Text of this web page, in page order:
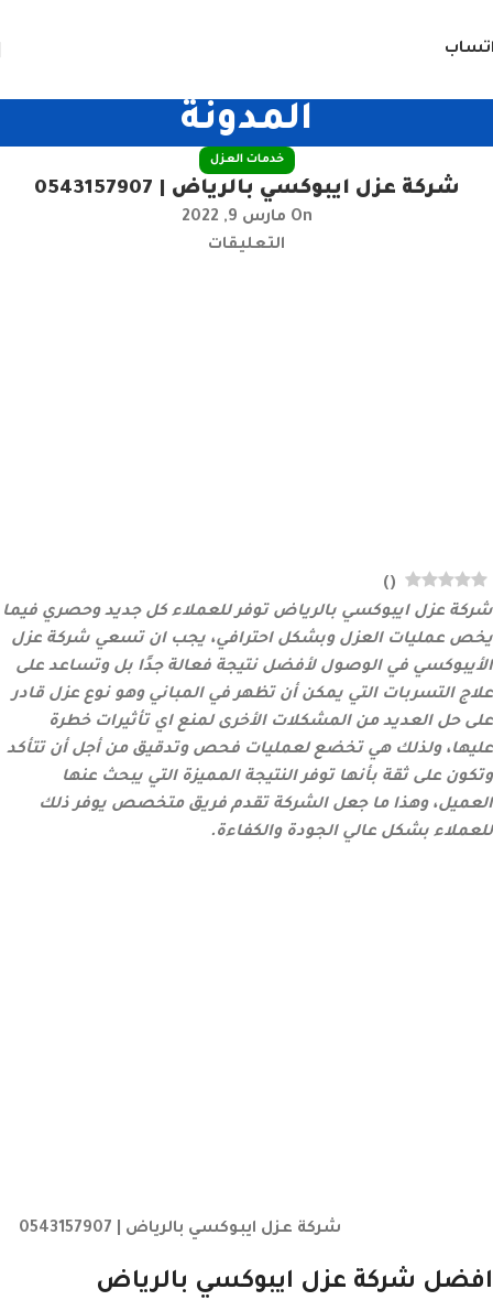
المدونة
خدمات العزل
شركة عزل ايبوكسي بالرياض | 0543157907
On مارس 9, 2022
التعليقات
(
)
شركة عزل ايبوكسي بالرياض توفر للعملاء كل جديد وحصري فيما
يخص عمليات العزل وبشكل احترافي، يجب ان تسعي شركة عزل
الأيبوكسي في الوصول لأفضل نتيجة فعالة جدًا بل وتساعد على
علاج التسربات التي يمكن أن تظهر في المباني وهو نوع عزل قادر
على حل العديد من المشكلات الأخرى لمنع اي تأثيرات خطرة
عليها، ولذلك هي تخضع لعمليات فحص وتدقيق من أجل أن تتأكد
وتكون على ثقة بأنها توفر النتيجة المميزة التي يبحث عنها
العميل، وهذا ما جعل الشركة تقدم فريق متخصص يوفر ذلك
للعملاء بشكل عالي الجودة والكفاءة.
شركة عزل ايبوكسي بالرياض | 0543157907
افضل شركة عزل ايبوكسي بالرياض